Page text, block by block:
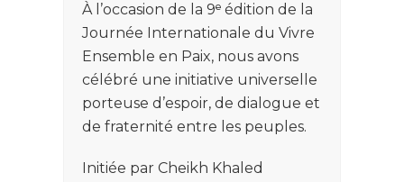
À l’occasion de la 9ᵉ édition de la
Journée Internationale du Vivre
Ensemble en Paix, nous avons
célébré une initiative universelle
porteuse d’espoir, de dialogue et
de fraternité entre les peuples.
Initiée par Cheikh Khaled